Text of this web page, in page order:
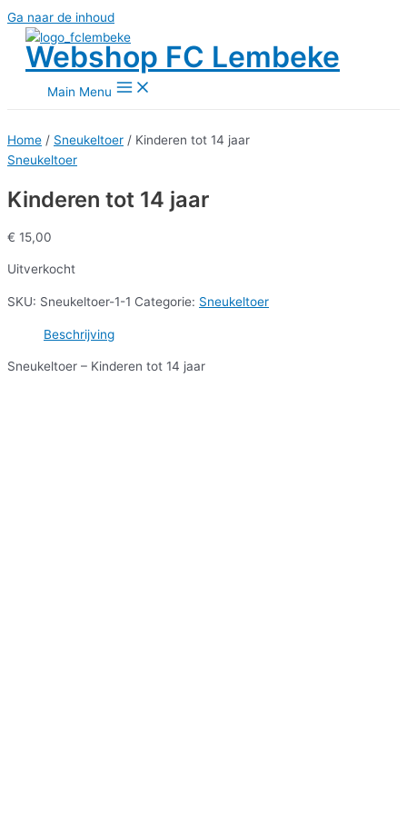
Ga naar de inhoud
Webshop FC Lembeke
Main Menu
Home / Sneukeltoer / Kinderen tot 14 jaar
Sneukeltoer
Kinderen tot 14 jaar
€ 15,00
Uitverkocht
SKU: Sneukeltoer-1-1 Categorie: Sneukeltoer
Beschrijving
Sneukeltoer – Kinderen tot 14 jaar